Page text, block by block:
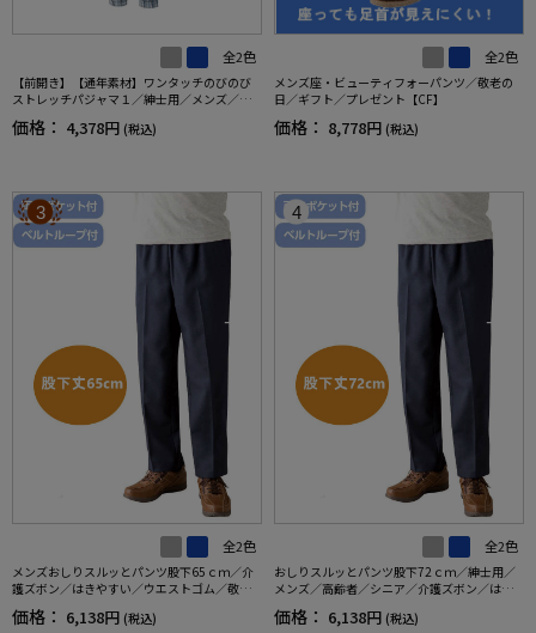
全2色
【前開き】【通年素材】ワンタッチのびのび
ストレッチパジャマ１／紳士用／メンズ／高
齢者／シニア／名前記入欄付／後ろ長め／ギ
フト／プレゼント【CF】
価格： 4,378円 (税込)
全2色
メンズ座・ビューティフォーパンツ／敬老の
日／ギフト／プレゼント【CF】
価格： 8,778円 (税込)
3
全2色
メンズおしりスルッとパンツ股下65ｃｍ／介
護ズボン／はきやすい／ウエストゴム／敬老
の日／ギフト／プレゼント【CF】
価格： 6,138円 (税込)
4
全2色
おしりスルッとパンツ股下72ｃｍ／紳士用／
メンズ／高齢者／シニア／介護ズボン／はき
やすい／ウエストゴム／敬老の日／ギフト／
プレゼント【CF】
価格： 6,138円 (税込)